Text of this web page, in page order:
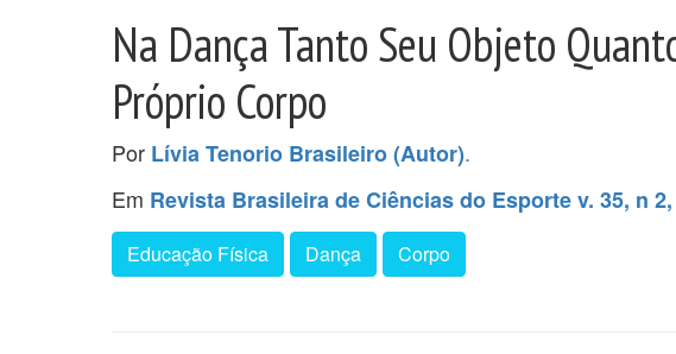
Na Dança Tanto Seu Objeto
Próprio Corpo
Por Lívia Tenorio Brasileiro (Autor).
Em Revista Brasileira de Ciências do Esporte v. 35, n 2,
Educação Física Dança Corpo